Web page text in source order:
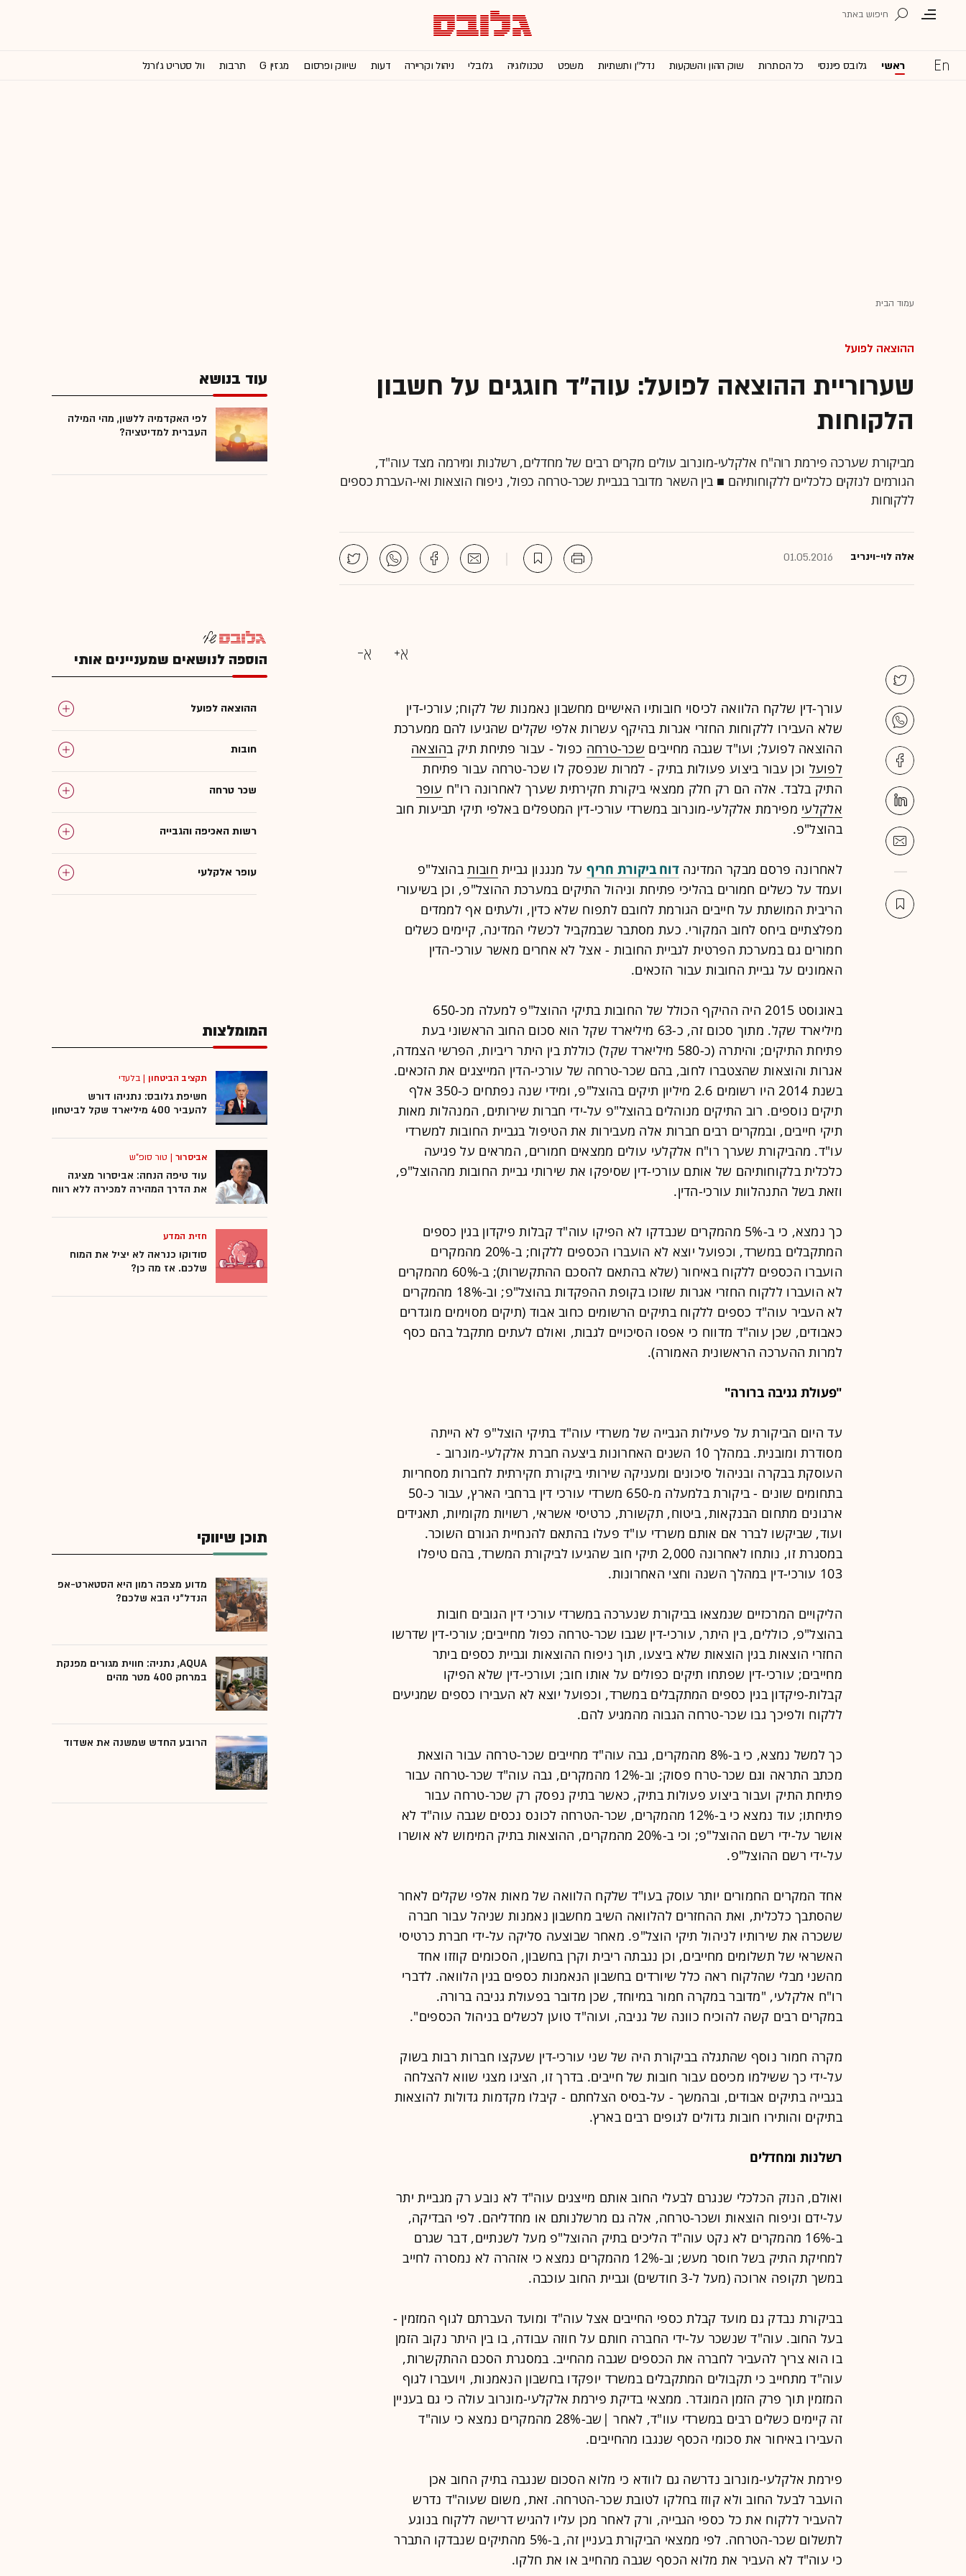
ראשי גלובס פיננסי כל הכותרות שוק ההון והשקעות נדל''ן ותשתיות משפט טכנולוגיה גלובלי ניהול וקריירה דעות שיווק ופרסום מגזין G תרבות וול סטריט ג'ורנל
עמוד הבית
ההוצאה לפועל
שערוריית ההוצאה לפועל: עוה"ד חוגגים על חשבון
הלקוחות
מביקורת שערכה פירמת רוה"ח אלקלעי-מונרוב עולים מקרים רבים של מחדלים, רשלנות ומירמה מצד עוה"ד,
הגורמים לנזקים כלכליים ללקוחותיהם ■ בין השאר מדובר בגביית שכר-טרחה כפול, ניפוח הוצאות ואי-העברת כספים
ללקוחות
אלה לוי-וינריב 01.05.2016
עורך-דין שלקח הלוואה לכיסוי חובותיו האישיים מחשבון נאמנות של לקוח; עורכי-דין
שלא העבירו ללקוחות החזרי אגרות בהיקף עשרות אלפי שקלים שהגיעו להם ממערכת
ההוצאה לפועל; ועו"ד שגבה מחייבים שכר-טרחה כפול - עבור פתיחת תיק בהוצאה
לפועל וכן עבור ביצוע פעולות בתיק - למרות שנפסק לו שכר-טרחה עבור פתיחת
התיק בלבד. אלה הם רק חלק ממצאי ביקורת חקירתית שערך לאחרונה רו"ח עופר
אלקלעי מפירמת אלקלעי-מונרוב במשרדי עורכי-דין המטפלים באלפי תיקי תביעות חוב
בהוצל"פ.
לאחרונה פרסם מבקר המדינהדוח ביקורת חריף על מנגנון גביית חובותבהוצל"פ
ועמד על כשלים חמורים בהליכי פתיחת וניהול התיקים במערכת ההוצל"פ, וכן בשיעורי
הריבית המושתת על חייבים הגורמת לחובם לתפוח שלא כדין, ולעתים אף לממדים
מפלצתיים ביחס לחוב המקורי. כעת מסתבר שבמקביל לכשלי המדינה, קיימים כשלים
חמורים גם במערכת הפרטית לגביית החובות - אצל לא אחרים מאשר עורכי-הדין
האמונים על גביית החובות עבור הזכאים.
באוגוסט 2015 היה ההיקף הכולל של החובות בתיקי ההוצל"פ למעלה מכ-650
מיליארד שקל. מתוך סכום זה, כ-63 מיליארד שקל הוא סכום החוב הראשוני בעת
פתיחת התיקים; והיתרה (כ-580 מיליארד שקל) כוללת בין היתר ריביות, הפרשי הצמדה,
אגרות והוצאות שהצטברו לחוב, בהם שכר-טרחה של עורכי-הדין המייצגים את הזכאים.
בשנת 2014 היו רשומים 2.6 מיליון תיקים בהוצל"פ, ומידי שנה נפתחים כ-350 אלף
תיקים נוספים. רוב התיקים מנוהלים בהוצל"פ על-ידי חברות שירותים, המנהלות מאות
תיקי חייבים, ובמקרים רבים חברות אלה מעבירות את הטיפול בגביית החובות למשרדי
עו"ד. מהביקורת שערך רו"ח אלקלעי עולים ממצאים חמורים, המראים על פגיעה
כלכלית בלקוחותיהם של אותם עורכי-דין שסיפקו את שירותי גביית החובות מההוצל"פ,
וזאת בשל התנהלוות עורכי-הדין.
כך נמצא, כי ב-5% מהמקרים שנבדקו לא הפיקו עוה"ד קבלות פיקדון בגין כספים
המתקבלים במשרד, וכפועל יוצא לא הועברו הכספים ללקוח; ב-20% מהמקרים
הועברו הכספים ללקוח באיחור (שלא בהתאם להסכם ההתקשרות); ב-60% מהמקרים
לא הועברו ללקוח החזרי אגרות שזוכו בקופת ההפקדות בהוצל"פ; וב-18% מהמקרים
לא העביר עוה"ד כספים ללקוח בתיקים הרשומים כחוב אבוד (תיקים מסוימים מוגדרים
כאבודים, שכן עוה"ד מדווח כי אפסו הסיכויים לגבות, ואולם לעתים מתקבל בהם כסף
למרות ההערכה הראשונית האמורה).
"פעולת גניבה ברורה"
עד היום הביקורת על פעילות הגבייה של משרדי עוה"ד בתיקי הוצל"פ לא הייתה
מסודרת ומובנית. במהלך 10 השנים האחרונות ביצעה חברת אלקלעי-מונרוב -
העוסקת בבקרה ובניהול סיכונים ומעניקה שירותי ביקורת חקירתית לחברות מסחריות
בתחומים שונים - ביקורת בלמעלה מ-650 משרדי עורכי דין ברחבי הארץ, עבור כ-50
ארגונים מתחום הבנקאות, ביטוח, תקשורת, כרטיסי אשראי, רשויות מקומיות, תאגידים
ועוד, שביקשו לברר אם אותם משרדי עו"ד פעלו בהתאם להנחיית הגורם השוכר.
במסגרת זו, נותחו לאחרונה 2,000 תיקי חוב שהגיעו לביקורת המשרד, בהם טיפלו
103 עורכי-דין במהלך השנה וחצי האחרונות.
הליקויים המרכזיים שנמצאו בביקורת שנערכה במשרדי עורכי דין הגובים חובות
בהוצל"פ, כוללים, בין היתר, עורכי-דין שגבו שכר-טרחה כפול מחייבים; עורכי-דין שדרשו
החזרי הוצאות בגין הוצאות שלא ביצעו, תוך ניפוח ההוצאות וגביית כספים ביתר
מחייבים; עורכי-דין שפתחו תיקים כפולים על אותו חוב; ועורכי-דין שלא הפיקו
קבלות-פיקדון בגין כספים המתקבלים במשרד, וכפועל יוצא לא העבירו כספים שמגיעים
ללקוח ולפיכך גבו שכר-טרחה הגבוה מהמגיע להם.
כך למשל נמצא, כי ב-8% מהמקרים, גבה עוה"ד מחייבים שכר-טרחה עבור הוצאת
מכתב התראה וגם שכר-טרח פסוק; וב-12% מהמקרים, גבה עוה"ד שכר-טרחה עבור
פתיחת התיק ועבור ביצוע פעולות בתיק, כאשר בתיק נפסק רק שכר-טרחה עבור
פתיחתו; עוד נמצא כי ב-12% מהמקרים, שכר-הטרחה לכונס נכסים שגבה עוה"ד לא
אושר על-ידי רשם ההוצל"פ; וכי ב-20% מהמקרים, ההוצאות בתיק המימוש לא אושרו
על-ידי רשם ההוצל"פ.
אחד המקרים החמורים יותר עוסק בעו"ד שלקח הלוואה של מאות אלפי שקלים לאחר
שהסתבך כלכלית, ואת ההחזרים להלוואה השיב מחשבון נאמנות שניהל עבור חברה
ששכרה את שירותיו לניהול תיקי הוצל"פ. מאחר שבוצעה סליקה על-ידי חברת כרטיסי
האשראי של תשלומים מחייבים, וכן נגבתה ריבית וקרן בחשבון, הסכומים קוזזו אחד
מהשני מבלי שהלקוח ראה כלל שיורדים בחשבון הנאמנות כספים בגין הלוואה. לדברי
רו"ח אלקלעי, "מדובר במקרה חמור במיוחד, שכן מדובר בפעולת גניבה ברורה.
במקרים רבים קשה להוכיח כוונה של גניבה, ועוה"ד טוען לכשלים בניהול הכספים".
מקרה חמור נוסף שהתגלה בביקורת היה של שני עורכי-דין שעקצו חברות רבות בשוק
על-ידי כך ששילמו מכיסם עבור חובות של חייבים. בדרך זו, הציגו מצגי שווא להצלחה
בגבייה בתיקים אבודים, ובהמשך - על-בסיס הצלחתם - קיבלו מקדמות גדולות להוצאות
בתיקים והותירו חובות גדולים לגופים רבים בארץ.
רשלנות ומחדלים
ואולם, הנזק הכלכלי שנגרם לבעלי החוב אותם מייצגים עוה"ד לא נובע רק מגביית יתר
על-ידם וניפוח הוצאות ושכר-טרחה, אלה גם מרשלנותם או מחדליהם. לפי הבדיקה,
ב-16% מהמקרים לא נקט עוה"ד הליכים בתיק ההוצל"פ מעל לשנתיים, דבר שגרם
למחיקת התיק בשל חוסר מעש; וב-12% מהמקרים נמצא כי אזהרה לא נמסרה לחייב
במשך תקופה ארוכה (מעל ל-3 חודשים) וגביית החוב עוכבה.
בביקורת נבדק גם מועד קבלת כספי החייבים אצל עוה"ד ומועד העברתם לגוף המזמין -
בעל החוב. עוה"ד שנשכר על-ידי החברה חותם על חוזה עבודה, בו בין היתר נקוב הזמן
בו הוא צריך להעביר לחברה את הכספים שגבה מהחייב. במסגרת הסכם ההתקשרות,
עוה"ד מתחייב כי תקבולים המתקבלים במשרד יופקדו בחשבון הנאמנות, ויועברו לגוף
המזמין תוך פרק הזמן המוגדר. ממצאי בדיקת פירמת אלקלעי-מונרוב עולה כי גם בעניין
זה קיימים כשלים רבים במשרדי עוו"ד, לאחר |שב-28% מהמקרים נמצא כי עוה"ד
העבירו באיחור את סכומי הכסף שנגבו מהחייבים.
פירמת אלקלעי-מונרוב נדרשה גם לוודא כי מלוא הסכום שנגבה בתיק החוב אכן
הועבר לבעל החוב ולא קוזז בחלקו לטובת שכר-הטרחה. זאת, משום שעוה"ד נדרש
להעביר ללקוח את כל כספי הגבייה, ורק לאחר מכן עליו להגיש דרישה ללקוח בנוגע
לתשלום שכר-הטרחה. לפי ממצאי הביקורת בעניין זה, ב-5% מהתיקים שנבדקו התברר
כי עוה"ד לא העביר את מלוא הכסף שגבה מהחייב או את חלקו.
עוד בנושא
לפי האקדמיה ללשון, מהי המילה
העברית למדיטציה?
הוספה לנושאים שמעניינים אותי
ההוצאה לפועל
חובות
שכר טרחה
רשות האכיפה והגבייה
עופר אלקלעי
המומלצות
תקציב הביטחון |בלעדי
חשיפת גלובס: נתניהו דורש
להעביר 400 מיליארד שקל לביטחון
אביסרור| טור סופ"ש
עוד טיפה הנחה: אביסרור מציגה
את הדרך המהירה למכירה ללא רווח
חזית המדע
סודוקו כנראה לא יציל את המוח
שלכם. אז מה כן?
תוכן שיווקי
מדוע מצפה רמון היא הסטארט-אפ
הנדל"ני הבא שלכם?
AQUA, נתניה: חווית מגורים מפנקת
במרחק 400 מטר מהים
הרובע החדש שמשנה את אשדוד